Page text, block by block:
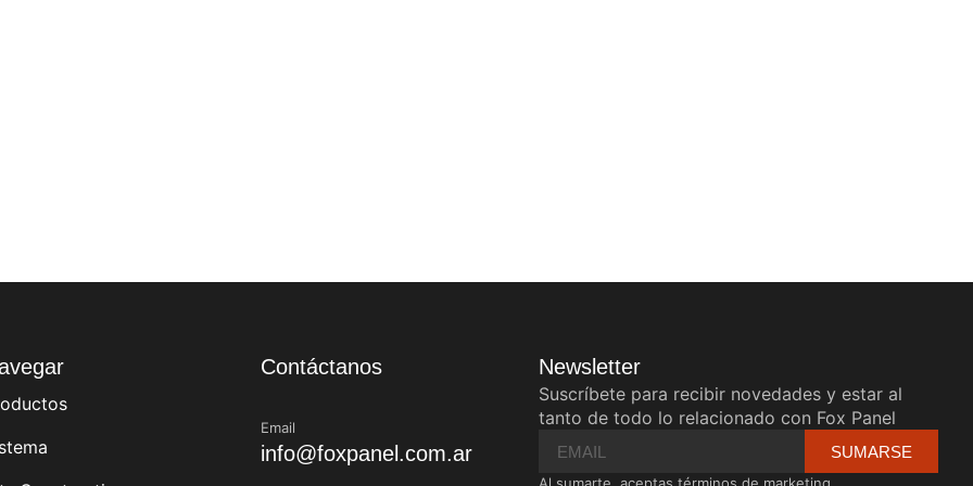
Contáctanos
Email
info@foxpanel.com.ar
Newsletter
Suscríbete para recibir novedades y estar al
tanto de todo lo relacionado con Fox Panel
SUMARSE